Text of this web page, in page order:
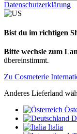
Datenschutzerklärung
Bist du im richtigen
Bitte wechsle zum
übereinstimmt.
Zu Cosmeterie
Anderes Lieferland
Italia